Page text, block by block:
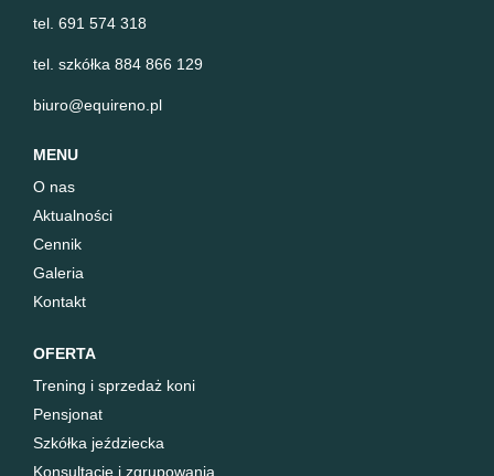
tel. 691 574 318
tel. szkółka 884 866 129
biuro@equireno.pl
MENU
O nas
Aktualności
Cennik
Galeria
Kontakt
OFERTA
Trening i sprzedaż koni
Pensjonat
Szkółka jeździecka
Konsultacje i zgrupowania